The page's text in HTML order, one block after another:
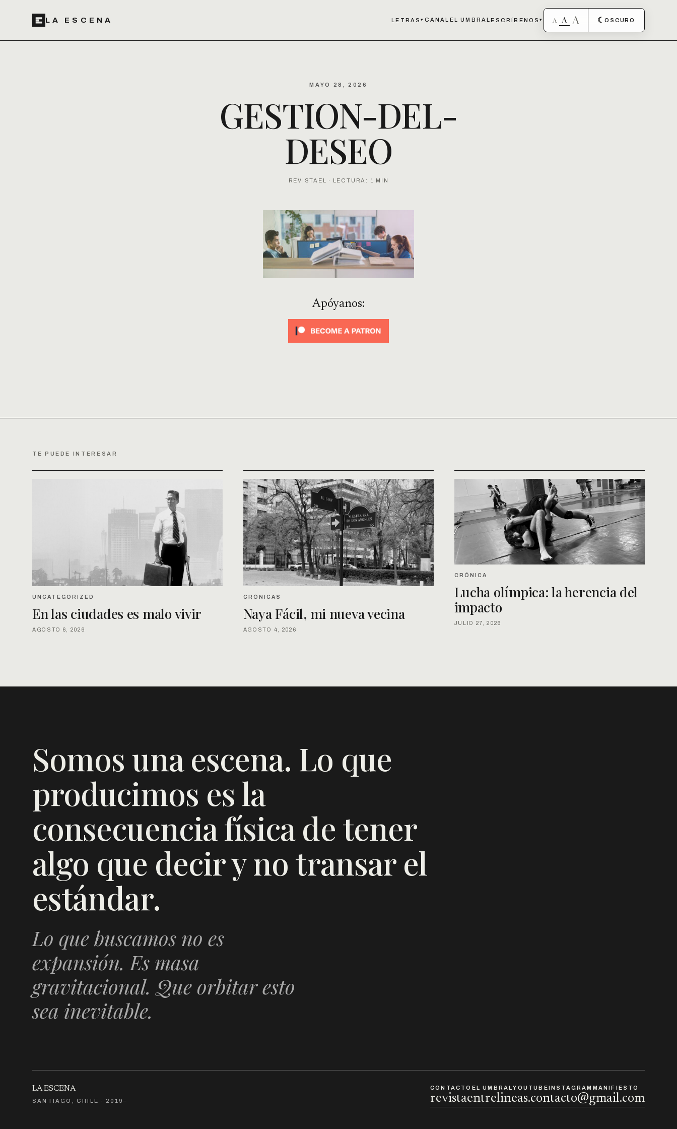
LA ESCENA LETRAS▾ CANAL EL UMBRALESCRÍBENOS▾ A A A ☾OSCURO
MAYO 28, 2026
GESTION-DEL-
DESEO
REVISTAEL · LECTURA: 1 MIN
Apóyanos:
TE PUEDE INTERESAR
UNCATEGORIZED
En las ciudades es malo vivir
AGOSTO 6, 2026
CRÓNICAS
Naya Fácil, mi nueva vecina
AGOSTO 4, 2026
CRÓNICA
Lucha olímpica: la herencia del
impacto
JULIO 27, 2026
Somos una escena. Lo que
producimos es la
consecuencia física de tener
algo que decir y no transar el
estándar.
Lo que buscamos no es
expansión. Es masa
gravitacional. Que orbitar esto
sea inevitable.
LA ESCENA
SANTIAGO, CHILE · 2019–
CONTACTO EL UMBRALYOUTUBEINSTAGRAM MANIFIESTO
revistaentrelineas.contacto@gmail.com